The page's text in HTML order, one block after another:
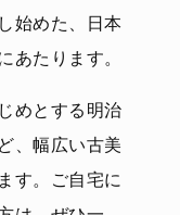
始めた、日本
あたります。
めとする明治
、幅広い古美
す。ご自宅に